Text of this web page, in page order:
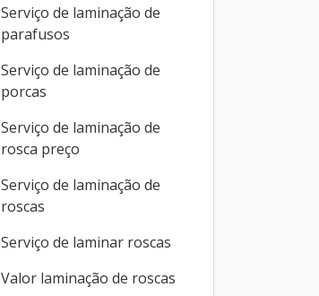
Serviço de laminação de
parafusos
Serviço de laminação de
porcas
Serviço de laminação de
rosca preço
Serviço de laminação de
roscas
Serviço de laminar roscas
Valor laminação de roscas